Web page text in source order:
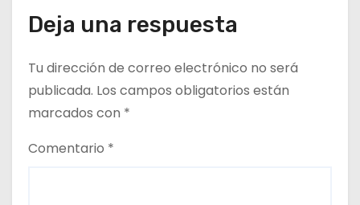
a
a
s
Deja una respuesta
Tu dirección de correo electrónico no será
publicada. Los campos obligatorios están
marcados con *
Comentario *